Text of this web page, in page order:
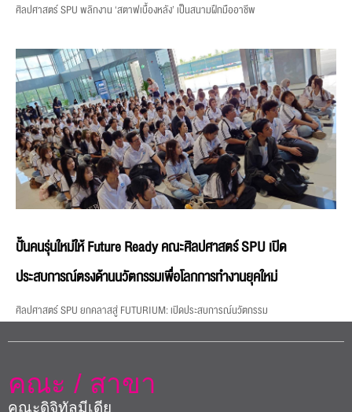
ศิลปศาสตร์ SPU พลิกงาน ‘สตาฟเบื้องหลัง’ เป็นสนามฝึกมืออาชีพ
ปั้นคนรุ่นใหม่ให้ Future Ready คณะศิลปศาสตร์ SPU เปิด
ประสบการณ์ตรงด้านนวัตกรรมเพื่อโลกการทำงานยุคใหม่
ศิลปศาสตร์ SPU ยกคลาสสู่ FUTURIUM: เปิดประสบการณ์นวัตกรรม
คณะ / สาขา
คณะดิจิทัลมีเดีย